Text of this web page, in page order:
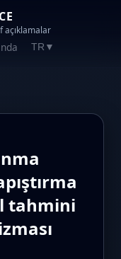
açıklamalar
TR ▼
tahmini